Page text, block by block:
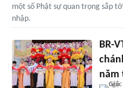
một số Phật sự quan trọng sắp
nhập.
BR-
năm